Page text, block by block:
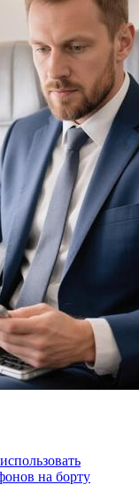
на борту